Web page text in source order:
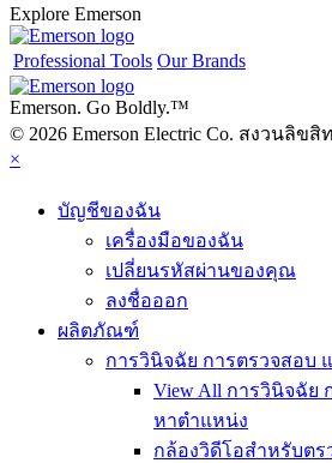
Explore Emerson
Professional Tools Our Brands
Emerson. Go Boldly.™
© 2026 Emerson Electric Co. สงวนลิขสิ
×
บัญชีของฉัน
เครื่องมือของฉัน
เปลี่ยนรหัสผ่านของคุณ
ลงชื่อออก
ผลิตภัณฑ์
การวินิจฉัย การตรวจสอบ
View All การวินิจฉัย
หาตำแหน่ง
กล้องวิดีโอสำหรับต